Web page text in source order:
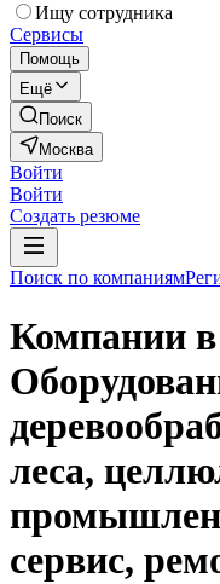
Ищу сотрудника
Сервисы
Помощь
Ещё
Поиск
Москва
Войти
Войти
Создать резюме
Поиск по компаниям
Компании в
леса,
сервис,